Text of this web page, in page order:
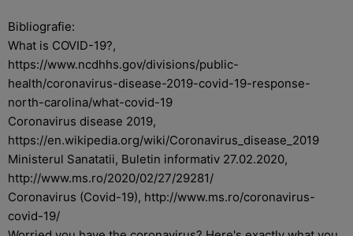
Bibliografie:
What is COVID-19?,
https://www.ncdhhs.gov/divisions/public-
health/coronavirus-disease-2019-covid-19-response-
north-carolina/what-covid-19
Coronavirus disease 2019,
https://en.wikipedia.org/wiki/Coronavirus_disease_2019
Ministerul Sanatatii, Buletin informativ 27.02.2020,
http://www.ms.ro/2020/02/27/29281/
Coronavirus (Covid-19), http://www.ms.ro/coronavirus-
covid-19/